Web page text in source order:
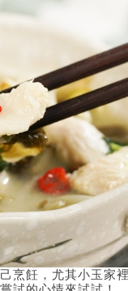
烹飪，尤其小玉家